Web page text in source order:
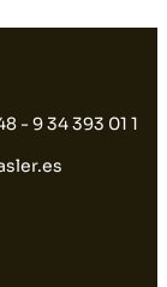
- 9 34 393 01 1